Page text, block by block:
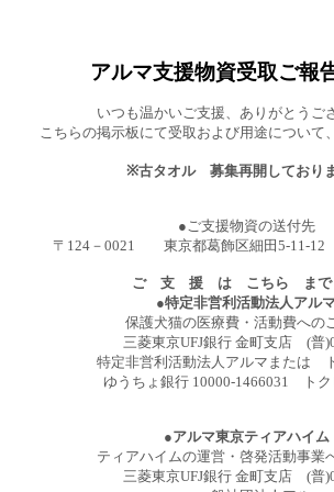
アルマ支援物資受取ご報
いつも温かいご支援、ありがとうご
こちらの掲示板にて受取および用途について
※古タオル 募集再開しており
●ご支援物資の送付先
〒124－0021 東京都葛飾区細田5-11-
ご 支 援 は こちら まで
●特定非営利活動法人アル
保護犬猫の医療費・活動費への
三菱東京UFJ銀行 金町支店 (普
特定非営利活動法人アルマまたは
ゆうちょ銀行 10000-1466031 トク
●アルマ東京ティアハイム
ティアハイムの運営・啓発活動事業
三菱東京UFJ銀行 金町支店 (普